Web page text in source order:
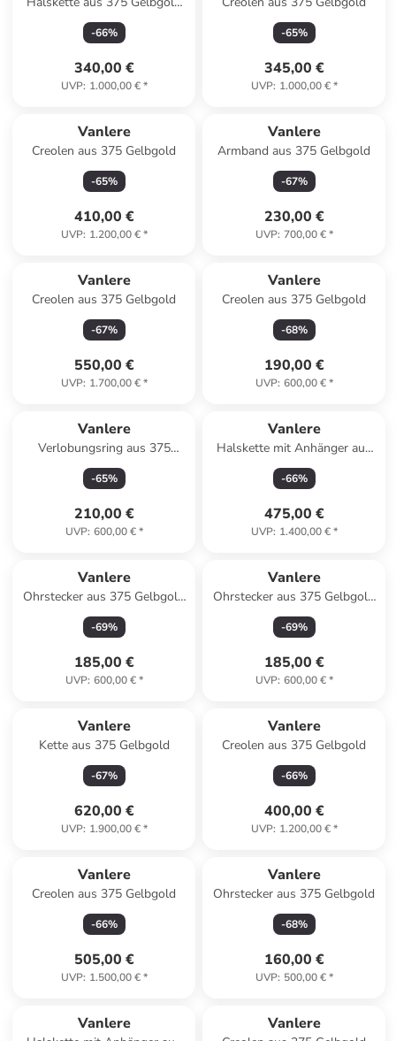
mit Perle
-66%
340,00 €
UVP: 1.000,00 €*
-65%
345,00 €
UVP: 1.000,00 €*
Vanlere
Creolen aus 375 Gelbgold
-65%
410,00 €
UVP: 1.200,00 €*
Vanlere
Armband aus 375 Gelbgold
-67%
230,00 €
UVP: 700,00 €*
Vanlere
Creolen aus 375 Gelbgold
-67%
550,00 €
UVP: 1.700,00 €*
Vanlere
Creolen aus 375 Gelbgold
-68%
190,00 €
UVP: 600,00 €*
Vanlere
Verlobungsring aus 375
Gelbgold mit Zirkonia
-65%
210,00 €
UVP: 600,00 €*
Vanlere
Halskette mit Anhänger aus
375 Gelbgold mit Zirkonia
Herz-Design
-66%
475,00 €
UVP: 1.400,00 €*
Vanlere
Ohrstecker aus 375 Gelbgold
mit Rubin Blumen-Design
-69%
185,00 €
UVP: 600,00 €*
Vanlere
Ohrstecker aus 375 Gelbgold
Blumen-Design
-69%
185,00 €
UVP: 600,00 €*
Vanlere
Kette aus 375 Gelbgold
-67%
620,00 €
UVP: 1.900,00 €*
Vanlere
Creolen aus 375 Gelbgold
-66%
400,00 €
UVP: 1.200,00 €*
Vanlere
Creolen aus 375 Gelbgold
-66%
505,00 €
UVP: 1.500,00 €*
Vanlere
Ohrstecker aus 375 Gelbgold
-68%
160,00 €
UVP: 500,00 €*
Vanlere Vanlere